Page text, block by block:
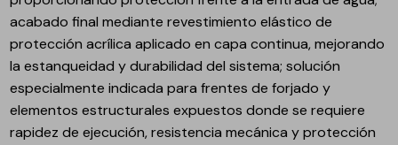
acabado final mediante revestimiento elástico de
protección acrílica aplicado en capa continua, mejorando
la estanqueidad y durabilidad del sistema; solución
especialmente indicada para frentes de forjado y
elementos estructurales expuestos donde se requiere
rapidez de ejecución, resistencia mecánica y protección